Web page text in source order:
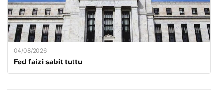
04/08/2026
Fed faizi sabit tuttu